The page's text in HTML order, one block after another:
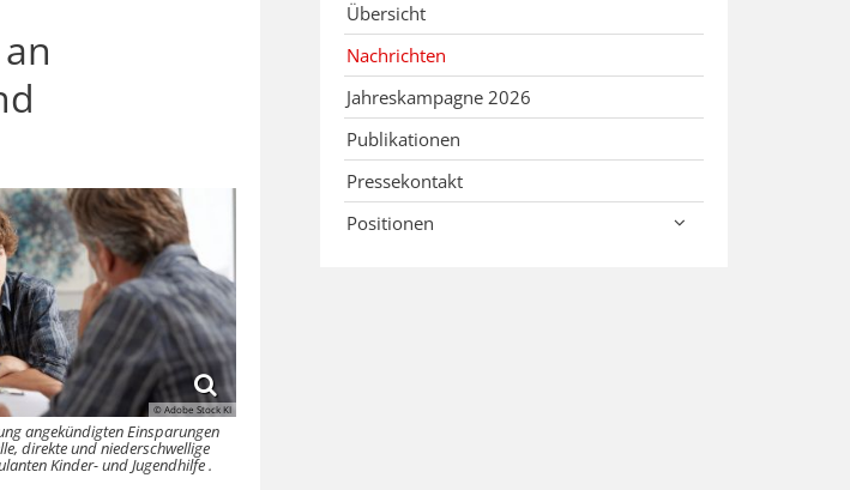
© Adobe Stock KI
angekündigten Einsparungen
direkte und niederschwellige
Kinder- und Jugendhilfe .
Übersicht
Nachrichten
Jahreskampagne 2026
Publikationen
Pressekontakt
Positionen